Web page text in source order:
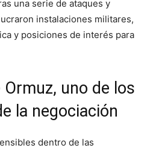
una serie de ataques y
instalaciones militares,
y posiciones de interés para
uno de los
la negociación
dentro de las